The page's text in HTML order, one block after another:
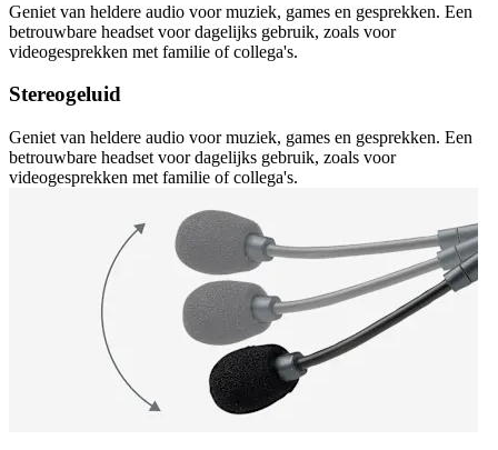
Geniet van heldere audio voor muziek, games en gesprekken. Een
betrouwbare headset voor dagelijks gebruik, zoals voor
videogesprekken met familie of collega's.
Stereogeluid
Geniet van heldere audio voor muziek, games en gesprekken. Een
betrouwbare headset voor dagelijks gebruik, zoals voor
videogesprekken met familie of collega's.